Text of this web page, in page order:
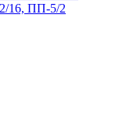
16, ПП-5/2